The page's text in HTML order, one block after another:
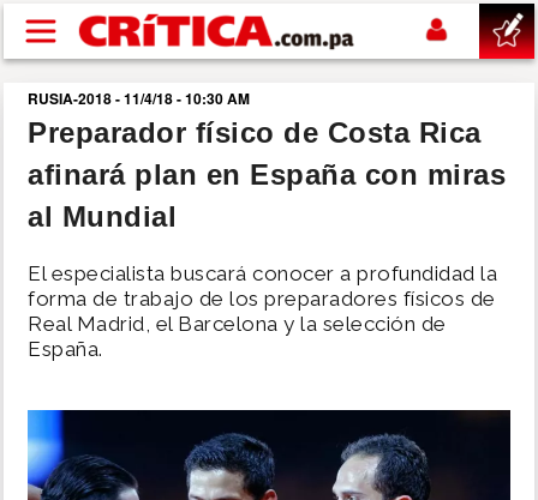
Pasar al contenido principal
buscar
SUCESOS
POLÍTICA
DEPORTES
RUSIA-2018 - 11/4/18 - 10:30 AM
Preparador físico de Costa Rica
afinará plan en España con miras
al Mundial
El especialista buscará conocer a profundidad la
forma de trabajo de los preparadores físicos de
Real Madrid, el Barcelona y la selección de
España.